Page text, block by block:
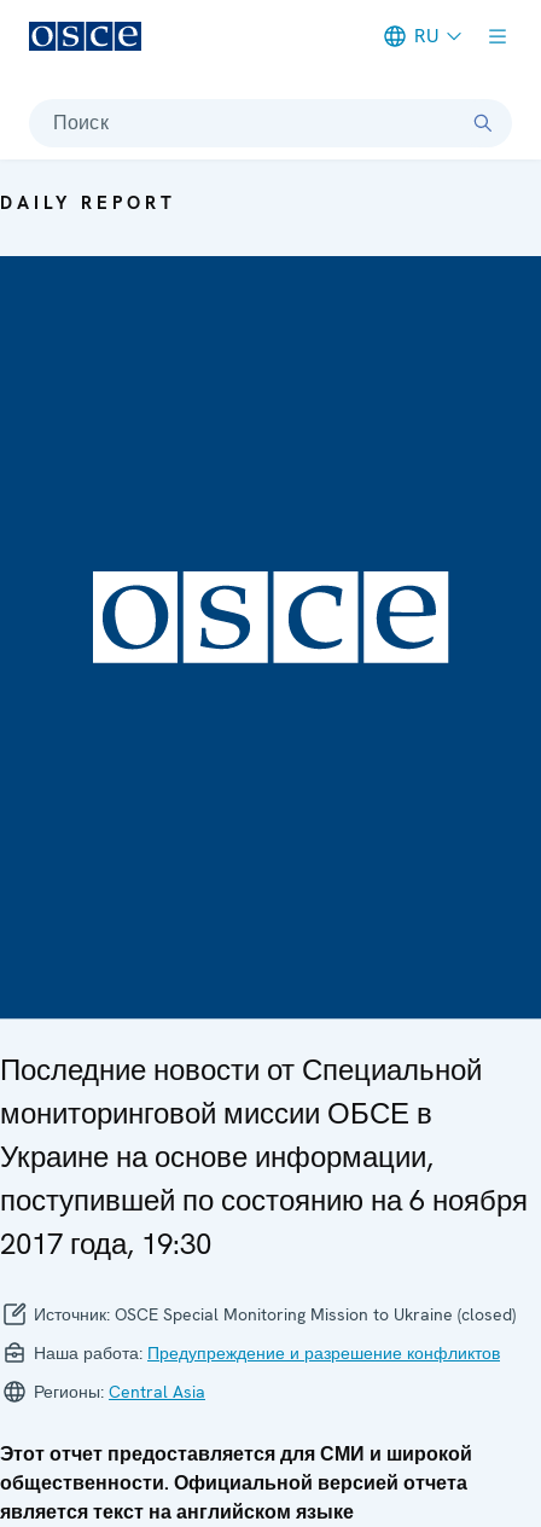
RU
Поиск
DAILY REPORT
Последние новости от Специальной
мониторинговой миссии ОБСЕ в
Украине на основе информации,
поступившей по состоянию на 6 ноября
2017 года, 19:30
Источник: OSCE Special Monitoring Mission to Ukraine (closed)
Наша работа: Предупреждение и разрешение конфликтов
Регионы: Central Asia
Этот отчет предоставляется для СМИ и широкой
общественности. Официальной версией отчета
является текст на английском языке